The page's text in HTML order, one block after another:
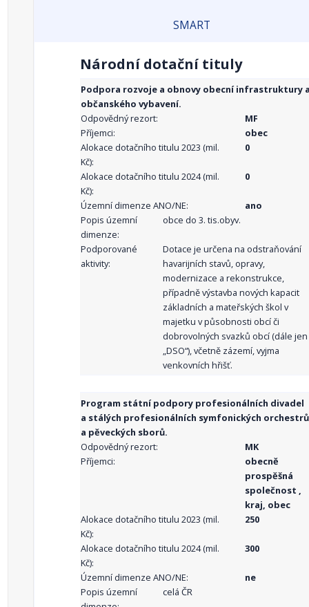
SMART
Národní dotační tituly
Podpora rozvoje a obnovy obecní infrastruktury
občanského vybavení.
Odpovědný rezort:
MF
Příjemci:
obec
Alokace dotačního titulu 2023 (mil.
Kč):
0
Alokace dotačního titulu 2024 (mil.
Kč):
0
Územní dimenze ANO/NE:
ano
Popis územní
dimenze:
obce do 3. tis.obyv.
Podporované
aktivity:
Dotace je určena na odstraňování
havarijních stavů, opravy,
modernizace a rekonstrukce,
případně výstavba nových kapacit
základních a mateřských škol v
majetku v působnosti obcí či
dobrovolných svazků obcí (dále jen
„DSO“), včetně zázemí, vyjma
venkovních hřišť.
Program státní podpory profesionálních divadel
a stálých profesionálních symfonických orchestrů
a pěveckých sborů.
Odpovědný rezort:
MK
Příjemci:
obecně
prospěšná
společnost ,
kraj, obec
Alokace dotačního titulu 2023 (mil.
Kč):
250
Alokace dotačního titulu 2024 (mil.
Kč):
300
Územní dimenze ANO/NE:
ne
Popis územní
celá ČR